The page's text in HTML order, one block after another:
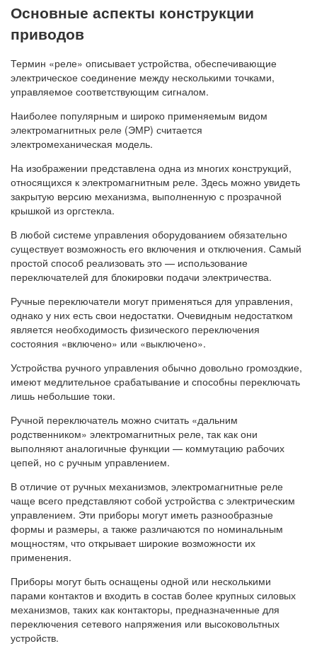
Основные аспекты конструкции
приводов
Термин «реле» описывает устройства, обеспечивающие
электрическое соединение между несколькими точками,
управляемое соответствующим сигналом.
Наиболее популярным и широко применяемым видом
электромагнитных реле (ЭМР) считается
электромеханическая модель.
На изображении представлена одна из многих конструкций,
относящихся к электромагнитным реле. Здесь можно увидеть
закрытую версию механизма, выполненную с прозрачной
крышкой из оргстекла.
В любой системе управления оборудованием обязательно
существует возможность его включения и отключения. Самый
простой способ реализовать это — использование
переключателей для блокировки подачи электричества.
Ручные переключатели могут применяться для управления,
однако у них есть свои недостатки. Очевидным недостатком
является необходимость физического переключения
состояния «включено» или «выключено».
Устройства ручного управления обычно довольно громоздкие,
имеют медлительное срабатывание и способны переключать
лишь небольшие токи.
Ручной переключатель можно считать «дальним
родственником» электромагнитных реле, так как они
выполняют аналогичные функции — коммутацию рабочих
цепей, но с ручным управлением.
В отличие от ручных механизмов, электромагнитные реле
чаще всего представляют собой устройства с электрическим
управлением. Эти приборы могут иметь разнообразные
формы и размеры, а также различаются по номинальным
мощностям, что открывает широкие возможности их
применения.
Приборы могут быть оснащены одной или несколькими
парами контактов и входить в состав более крупных силовых
механизмов, таких как контакторы, предназначенные для
переключения сетевого напряжения или высоковольтных
устройств.